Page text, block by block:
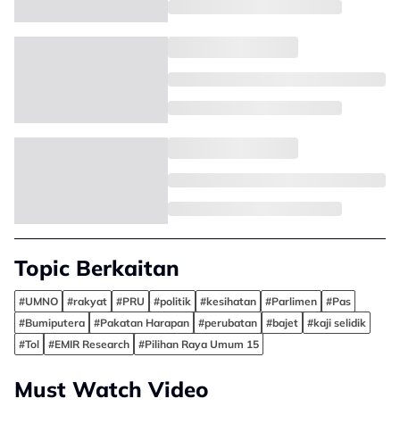
Topic Berkaitan
#UMNO #rakyat #PRU #politik #kesihatan #Parlimen
#Pas
#Bumiputera
#Pakatan Harapan #perubatan #bajet
#kaji selidik
#Tol
#EMIR Research #Pilihan Raya Umum 15
Must Watch Video